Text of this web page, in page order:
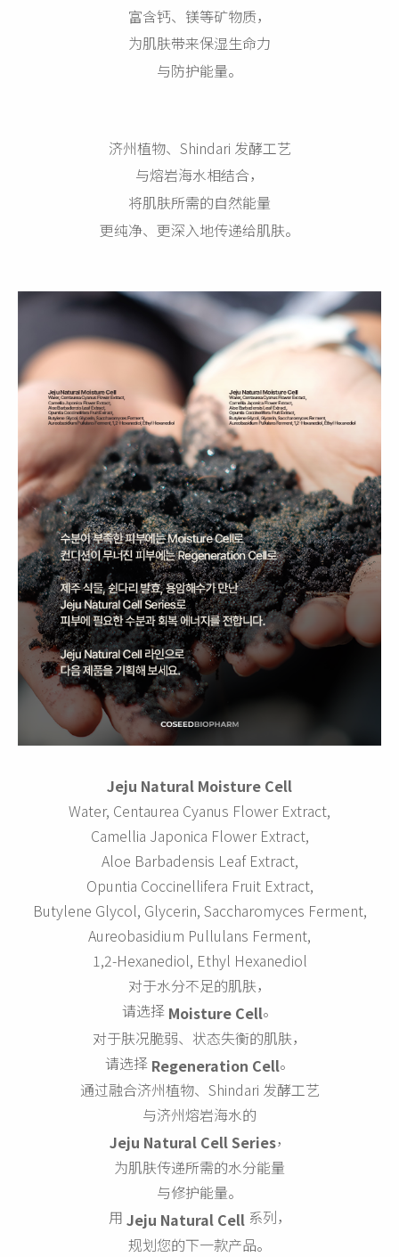
富含钙、镁等矿物质，
为肌肤带来保湿生命力
与防护能量。
济州植物、Shindari 发酵工艺
与熔岩海水相结合，
将肌肤所需的自然能量
更纯净、更深入地传递给肌肤。
Jeju Natural Moisture Cell
Water, Centaurea Cyanus Flower Extract,
Camellia Japonica Flower Extract,
Aloe Barbadensis Leaf Extract,
Opuntia Coccinellifera Fruit Extract,
Butylene Glycol, Glycerin, Saccharomyces Ferment,
Aureobasidium Pullulans Ferment,
1,2-Hexanediol, Ethyl Hexanediol
对于水分不足的肌肤，
请选择 Moisture Cell。
对于肤况脆弱、状态失衡的肌肤，
请选择 Regeneration Cell。
通过融合济州植物、Shindari 发酵工艺
与济州熔岩海水的
Jeju Natural Cell Series，
为肌肤传递所需的水分能量
与修护能量。
用 Jeju Natural Cell 系列，
规划您的下一款产品。